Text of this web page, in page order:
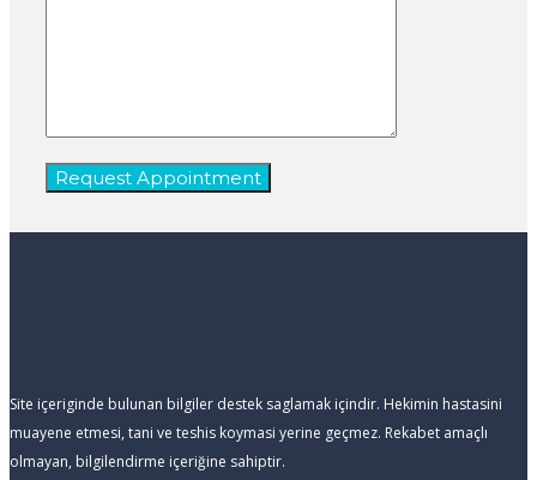
Site içeriginde bulunan bilgiler destek saglamak içindir. Hekimin hastasini
muayene etmesi, tani ve teshis koymasi yerine geçmez. Rekabet amaçlı
olmayan, bilgilendirme içeriğine sahiptir.